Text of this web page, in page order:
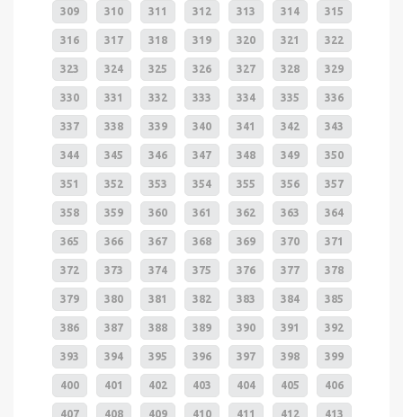
309 310 311 312 313 314 315
316 317 318 319 320 321 322
323 324 325 326 327 328 329
330 331 332 333 334 335 336
337 338 339 340 341 342 343
344 345 346 347 348 349 350
351 352 353 354 355 356 357
358 359 360 361 362 363 364
365 366 367 368 369 370 371
372 373 374 375 376 377 378
379 380 381 382 383 384 385
386 387 388 389 390 391 392
393 394 395 396 397 398 399
400 401 402 403 404 405 406
407 408 409 410 411 412 413